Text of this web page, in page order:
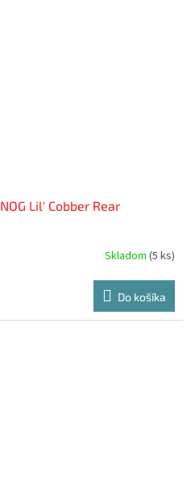
Lil' Cobber Rear
Skladom (5 ks)
Do košíka